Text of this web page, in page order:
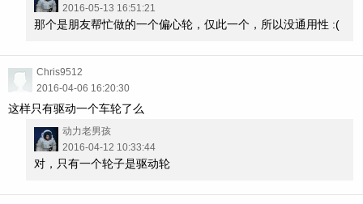
2016-05-13 16:51:21
那个是朋友帮忙做的一个偏心轮，仅此一个，所以没通用性 :(
Chris9512
2016-04-06 16:20:30
这样只有驱动一个车轮了么
动力老男孩
2016-04-12 10:33:44
对，只有一个轮子是驱动轮